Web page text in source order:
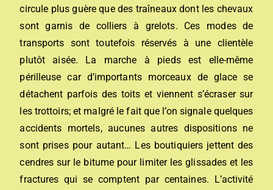
circule plus guère que des traîneaux dont les chevaux
sont garnis de colliers à grelots. Ces modes de
transports sont toutefois réservés à une clientèle
plutôt aisée. La marche à pieds est elle-même
périlleuse car d’importants morceaux de glace se
détachent parfois des toits et viennent s’écraser sur
les trottoirs; et malgré le fait que l’on signale quelques
accidents mortels, aucunes autres dispositions ne
sont prises pour autant… Les boutiquiers jettent des
cendres sur le bitume pour limiter les glissades et les
fractures qui se comptent par centaines. L’activité